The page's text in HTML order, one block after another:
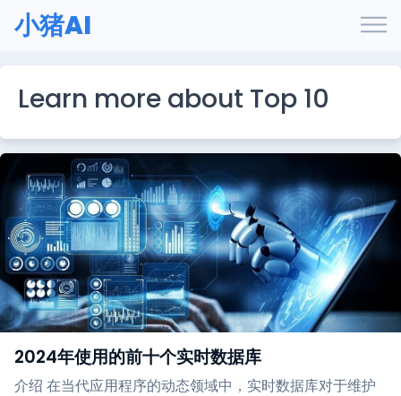
小猪AI
Learn more about Top 10
2024年使用的前十个实时数据库
介绍 在当代应用程序的动态领域中，实时数据库对于维护